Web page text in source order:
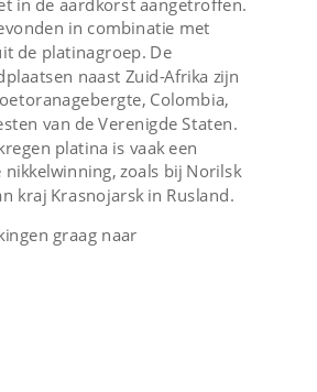
in de aardkorst aangetroffen.
in combinatie met
de platinagroep. De
naast Zuid-Afrika zijn
Colombia,
van de Verenigde Staten.
platina is vaak een
zoals bij Norilsk
kraj Krasnojarsk in Rusland.
graag naar